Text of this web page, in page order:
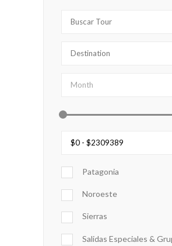
Patagonia
Noroeste
Sierras
Salidas Especiales &